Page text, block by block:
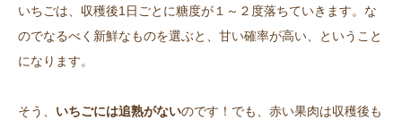
いちごは、収穫後1日ごとに糖度が１～２度落ちていきます。な
のでなるべく新鮮なものを選ぶと、甘い確率が高い、ということ
になります。
そう、 いちごには追熟がないのです！でも、赤い果肉は収穫後も